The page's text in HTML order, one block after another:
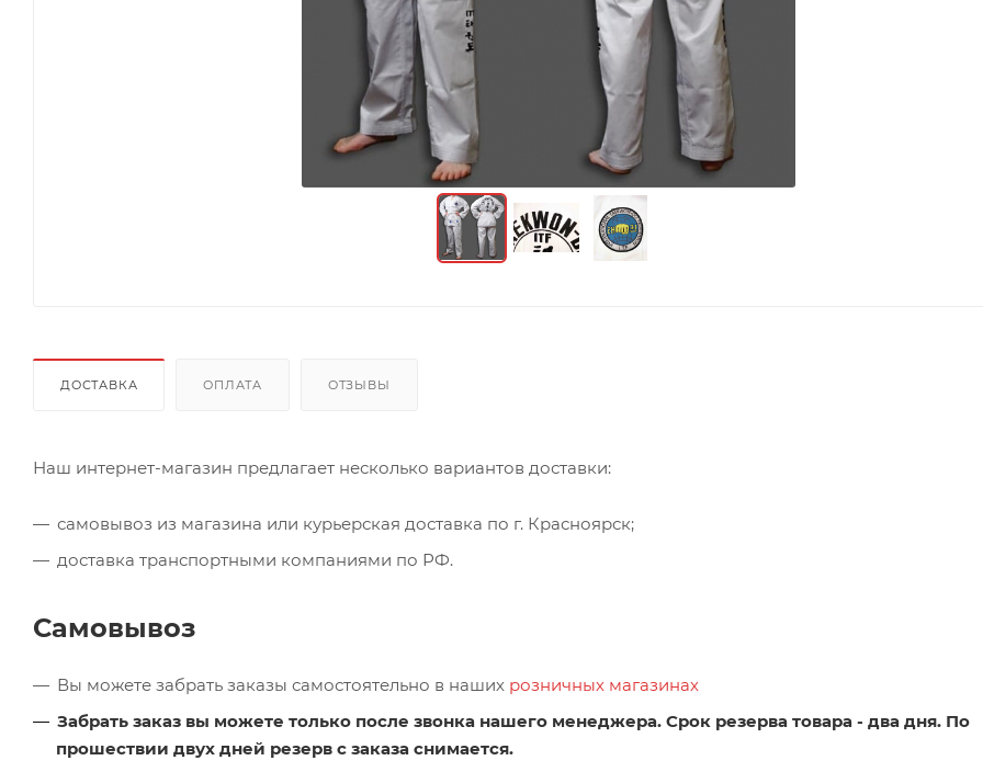
ДОСТАВКА ОПЛАТА ОТЗЫВЫ
Наш интернет-магазин предлагает несколько вариантов доставки:
самовывоз из магазина или курьерская доставка по г. Красноярск;
доставка транспортными компаниями по РФ.
Самовывоз
Вы можете забрать заказы самостоятельно в наших розничных магазинах
Забрать заказ вы можете только после звонка нашего менеджера. Срок резерва товара - два дня. По
прошествии двух дней резерв с заказа снимается.